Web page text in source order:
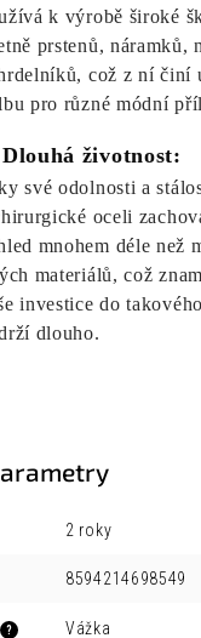
k výrobě široké
prstenů, náramků,
což z ní činí
pro různé módní
životnost:
své odolnosti a
oceli
mnohem déle než
materiálů, což
investice do
dlouho.
2 roky
8594214698549
? Vážka